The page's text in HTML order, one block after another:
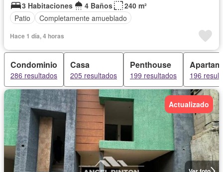
3 Habitaciones
4 Baños
240 m²
Patio
Completamente amueblado
Hace 1 día, 4 horas
Condominio
286 resultados
Casa
205 resultados
Penthouse
199 resultados 196
Actualizado